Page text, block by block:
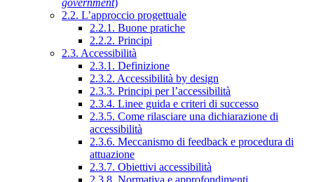
government)
2.2. L’approccio progettuale
2.2.1. Buone pratiche
2.2.2. Principi
2.3. Accessibilità
2.3.1. Definizione
2.3.2. Accessibilità by design
2.3.3. Principi per l’accessibilità
2.3.4. Linee guida e criteri di successo
2.3.5. Come rilasciare una dichiarazione di
accessibilità
2.3.6. Meccanismo di feedback e procedura di
attuazione
2.3.7. Obiettivi accessibilità
2.3.8. Normativa e approfondimenti